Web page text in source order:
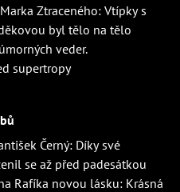
Ztraceného: Vtípky s
byl tělo na tělo
veder.
supertropy
Černý: Díky své
se až před padesátkou
Rafíka novou lásku: Krásná